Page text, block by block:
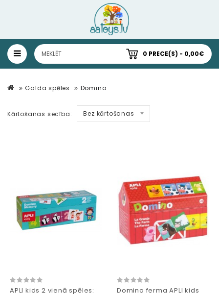
0 PRECE(S) - 0,00€
Galda spēles Domino
Kārtošanas secība: Bez kārtošanas
APLI kids 2 vienā spēles:
Domino ferma APLI kids